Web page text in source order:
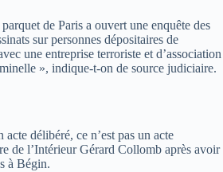
de Paris a ouvert une enquête des
sur personnes dépositaires de
une entreprise terroriste et d’association
», indique-t-on de source judiciaire.
acte délibéré, ce n’est pas un acte
de l’Intérieur Gérard Collomb après avoir
à Bégin.